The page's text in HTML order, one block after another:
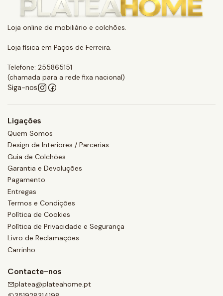
Loja online de mobiliário e colchões.
Loja física em Paços de Ferreira.
Telefone: 255865151
(chamada para a rede fixa nacional)
Siga-nos
Ligações
Quem Somos
Design de Interiores / Parcerias
Guia de Colchões
Garantia e Devoluções
Pagamento
Entregas
Termos e Condições
Política de Cookies
Política de Privacidade e Segurança
Livro de Reclamações
Carrinho
Contacte-nos
platea@plateahome.pt